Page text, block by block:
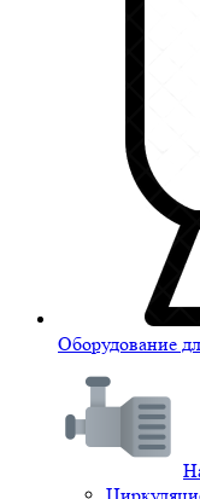
Оборудование